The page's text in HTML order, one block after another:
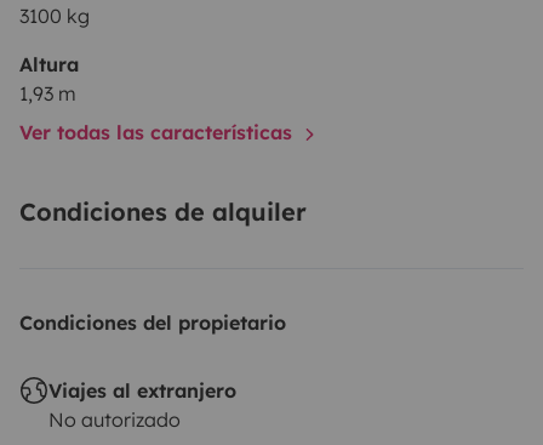
3100 kg
Altura
1,93 m
Ver todas las características
Condiciones de alquiler
Condiciones del propietario
Viajes al extranjero
No autorizado